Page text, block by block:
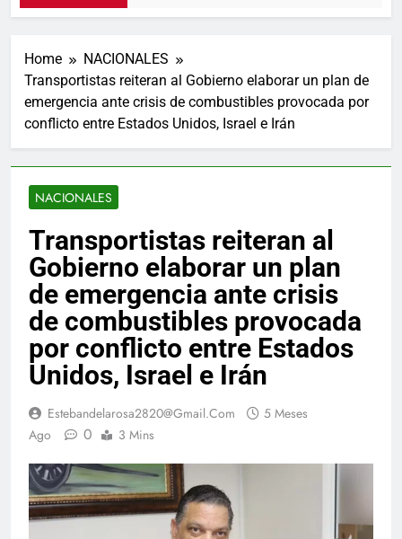
Home
NACIONALES
Transportistas reiteran al Gobierno elaborar un plan de
emergencia ante crisis de combustibles provocada por
conflicto entre Estados Unidos, Israel e Irán
NACIONALES
Transportistas reiteran al
Gobierno elaborar un plan
de emergencia ante crisis
de combustibles provocada
por conflicto entre Estados
Unidos, Israel e Irán
Estebandelarosa2820@gmail.com
5 Meses
Ago
0 3 Mins